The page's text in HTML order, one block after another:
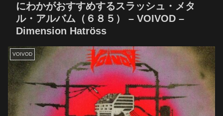
にわかがおすすめするスラッシュ・メタ
ル・アルバム（６８５） – VOIVOD –
Dimension Hatröss
VOIVOD